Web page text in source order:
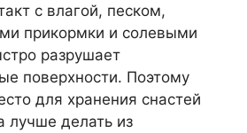
с влагой, песком,
прикормки и солевыми
разрушает
поверхности. Поэтому
для хранения снастей
лучше делать из